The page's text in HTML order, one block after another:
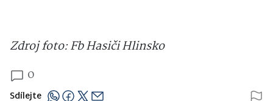
Zdroj foto: Fb Hasiči Hlinsko
0
Sdílejte